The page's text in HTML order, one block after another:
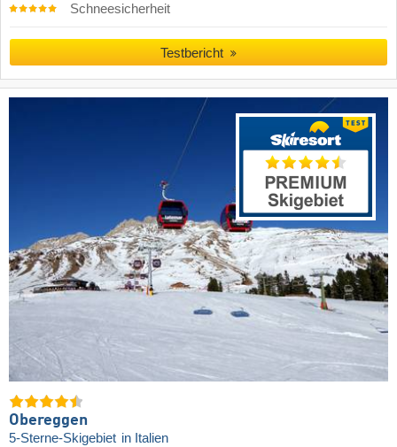
Schneesicherheit
Testbericht
Obereggen
5-Sterne-Skigebiet in Italien